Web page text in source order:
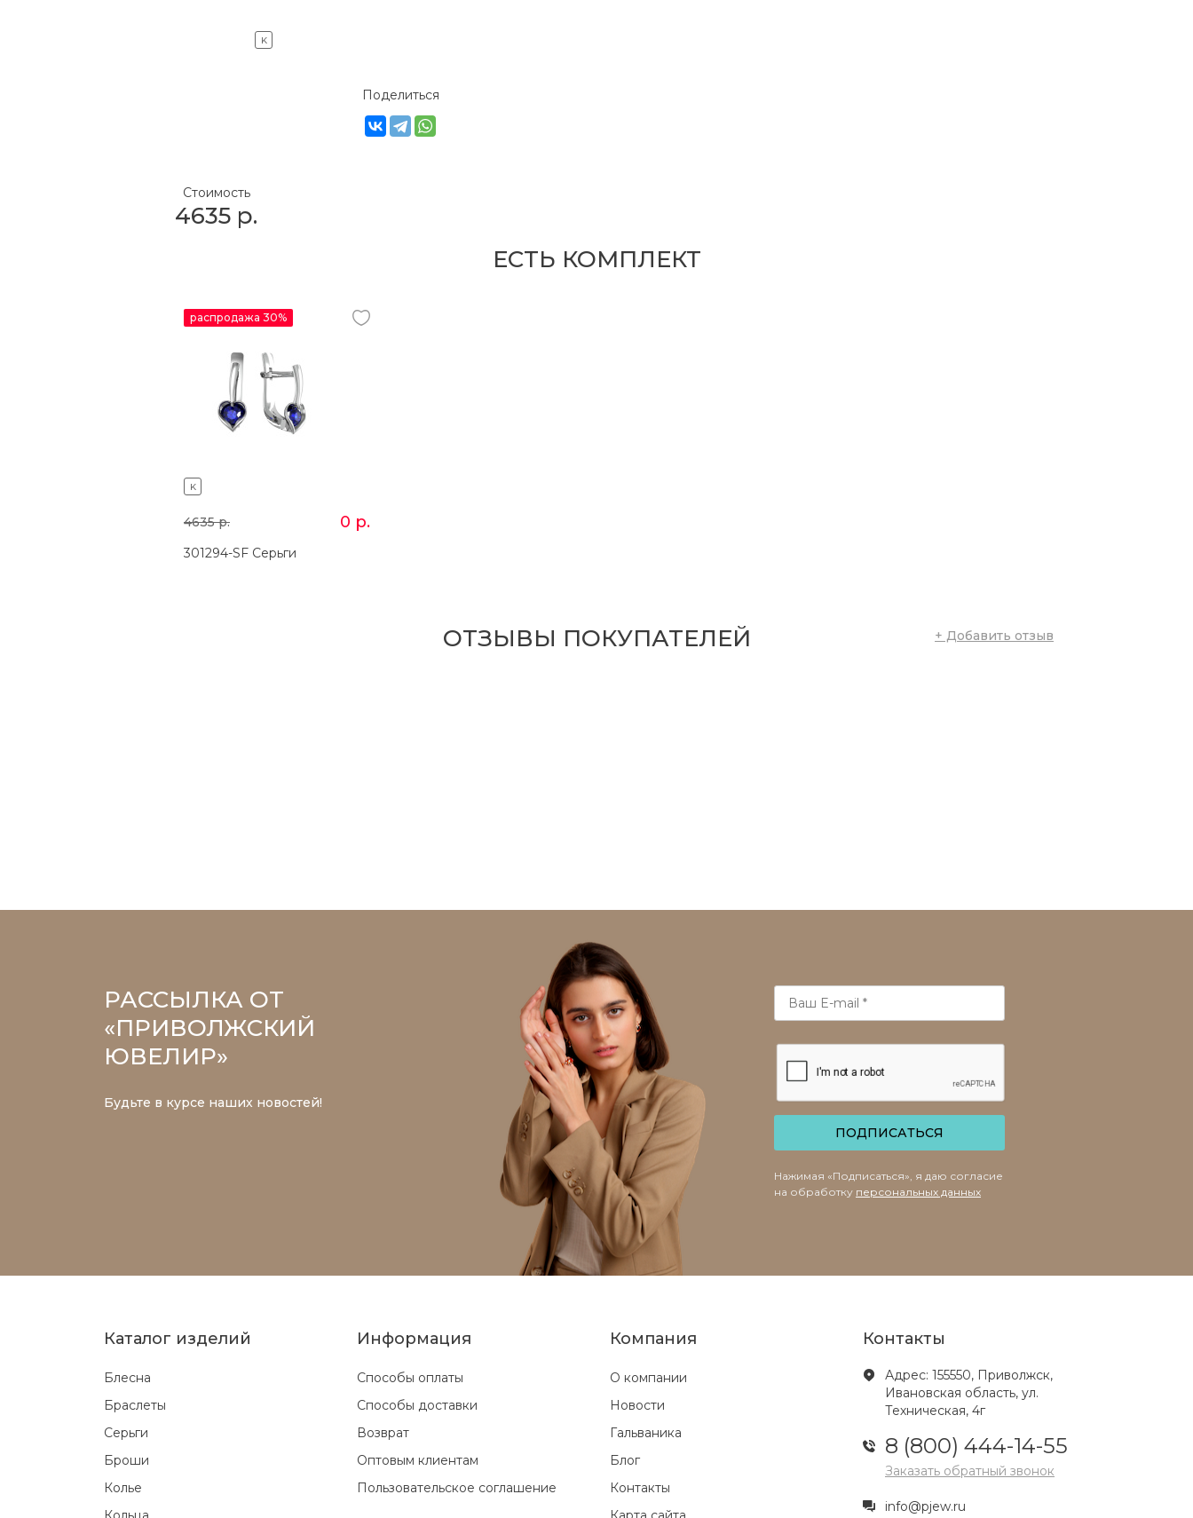
K
Поделиться
Стоимость
4635 р.
ЕСТЬ КОМПЛЕКТ
K
распродажа 30%
4635р. 0 р.
301294-SF Серьги
ОТЗЫВЫ ПОКУПАТЕЛЕЙ + Добавить отзыв
РАССЫЛКА ОТ
«ПРИВОЛЖСКИЙ
ЮВЕЛИР»
Будьте в курсе наших новостей!
ПОДПИСАТЬСЯ
Нажимая «Подписаться», я даю согласие
на обработку персональных данных
Каталог изделий
Блесна
Браслеты
Серьги
Броши
Колье
Информация
Способы оплаты
Способы доставки
Возврат
Оптовым клиентам
Пользовательское соглашение
Компания
О компании
Новости
Гальваника
Блог
Контакты
Контакты
Адрес: 155550, Приволжск,
Ивановская область, ул.
Техническая, 4г
8 (800) 444-14-55
Заказать обратный звонок
info@pjew.ru